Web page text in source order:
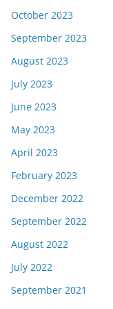
October 2023
September 2023
August 2023
July 2023
June 2023
May 2023
April 2023
February 2023
December 2022
September 2022
August 2022
July 2022
September 2021